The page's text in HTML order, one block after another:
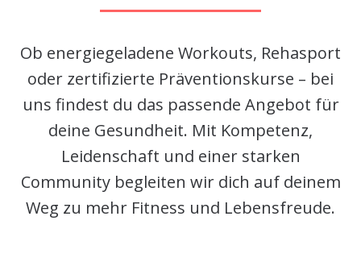
Ob energiegeladene Workouts, Rehasport
oder zertifizierte Präventionskurse – bei
uns findest du das passende Angebot für
deine Gesundheit. Mit Kompetenz,
Leidenschaft und einer starken
Community begleiten wir dich auf deinem
Weg zu mehr Fitness und Lebensfreude.